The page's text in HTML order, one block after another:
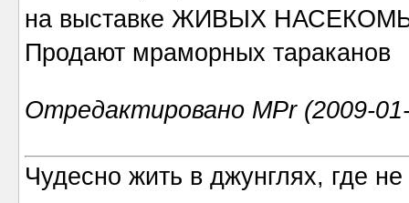
на выставке ЖИВЫХ
Продают мраморных тараканов
Отредактировано MPr (2009-
Чудесно жить в джунглях, где